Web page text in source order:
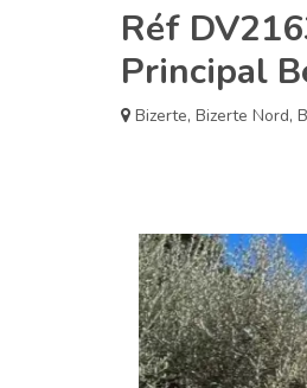
Réf
Principal
Bizerte, Bizerte Nord,